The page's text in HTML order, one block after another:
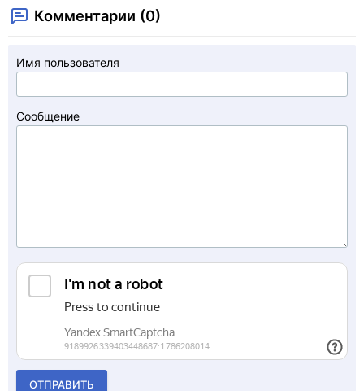
Комментарии (0)
Имя пользователя
Сообщение
ОТПРАВИТЬ